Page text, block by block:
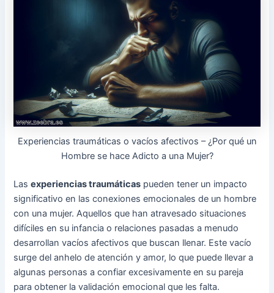
Experiencias traumáticas o vacíos afectivos – ¿Por qué un
Hombre se hace Adicto a una Mujer?
Lasexperiencias traumáticas pueden tener un impacto
significativo en las conexiones emocionales de un hombre
con una mujer. Aquellos que han atravesado situaciones
difíciles en su infancia o relaciones pasadas a menudo
desarrollan vacíos afectivos que buscan llenar. Este vacío
surge del anhelo de atención y amor, lo que puede llevar a
algunas personas a confiar excesivamente en su pareja
para obtener la validación emocional que les falta.